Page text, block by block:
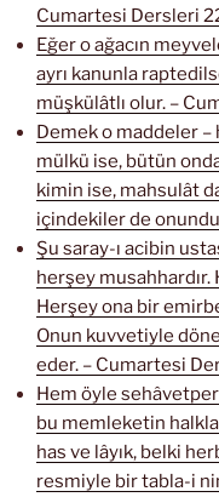
Cumartesi Dersleri
Eğer o ağacın
ayrı kanunla
müşkülâtlı olur. –
Demek o maddeler –
mülkü ise, bütün
kimin ise, mahsulât
içindekiler de
Şu saray-ı acibin
herşey musahhardır.
Herşey ona bir
Onun kuvvetiyle
eder. – Cumartesi
Hem öyle
bu memleketin
has ve lâyık, belki
resmiyle bir tabla-i